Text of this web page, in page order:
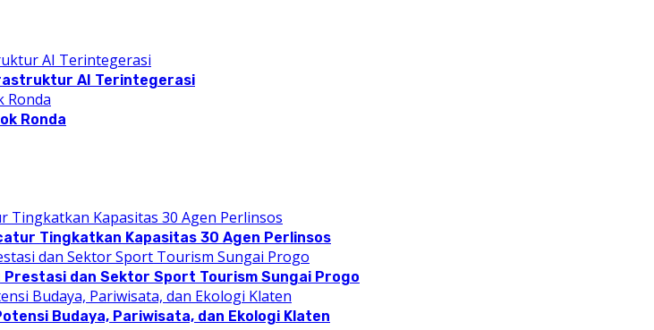
AI Terintegerasi
Ronda
Tingkatkan Kapasitas 30 Agen Perlinsos
dan Sektor Sport Tourism Sungai Progo
Budaya, Pariwisata, dan Ekologi Klaten